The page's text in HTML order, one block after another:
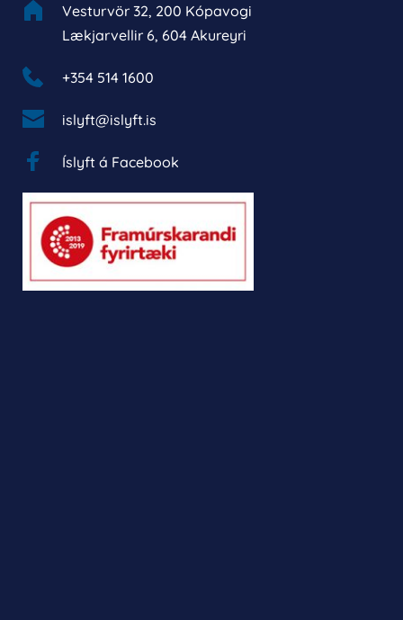
Vesturvör 32, 200 Kópavogi
Lækjarvellir 6, 604 Akureyri
+354 514 1600
islyft@islyft.is
Íslyft á Facebook